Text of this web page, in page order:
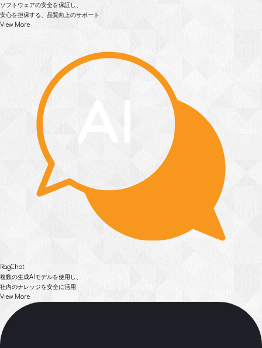
ソフトウェアの安全を保証し、
安心を担保する、品質向上のサポート
View More
RagChat
複数の生成AIモデルを使用し、
社内のナレッジを安全に活用
View More